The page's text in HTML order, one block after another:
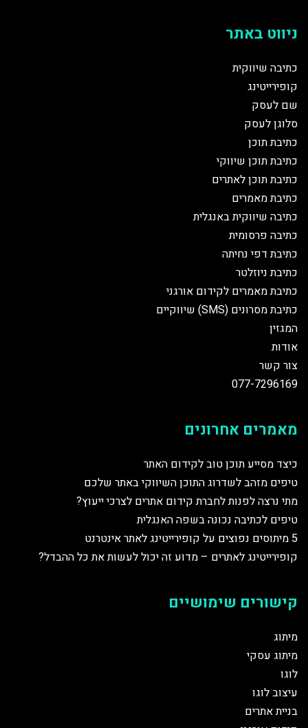
ניווט באתר
כתיבה שיווקית
קופירייטינג
שם לעסק
סלוגן לעסק
כתיבת תוכן
כתיבת תוכן שיווקי
כתיבת תוכן לאתרים
כתיבת מאמרים
כתיבה שיווקית באנגלית
כתיבה פרסומית
כתיבת דפי נחיתה
כתיבת ניוזלטר
כתיבת מאמרים לקידום אורגני
כתיבת מסרונים (SMS) שיווקיים
המגזין
אודות
צור קשר
077-7296169
מאמרים אחרונים
כיצד מסייע תוכן טוב לקידום האתר
טיפים מזהב לשדרוג התוכן השיווקי באתר שלכם
מתי נרצה לפנות לחברת קידום אתרים לצרכי ייעוץ?
טיפים לכתיבה נכונה בשפה האנגלית
5 מיתוסים נפוצים על קופירייטינג לאתר אינטרנט
קופירייטינג לאתרים – מדוע זה יכול לעשות את כל ההבדל?
קישורים שימושיים
מיתוג
מיתוג עסקי
לוגו
עיצוב לוגו
בניית אתרים